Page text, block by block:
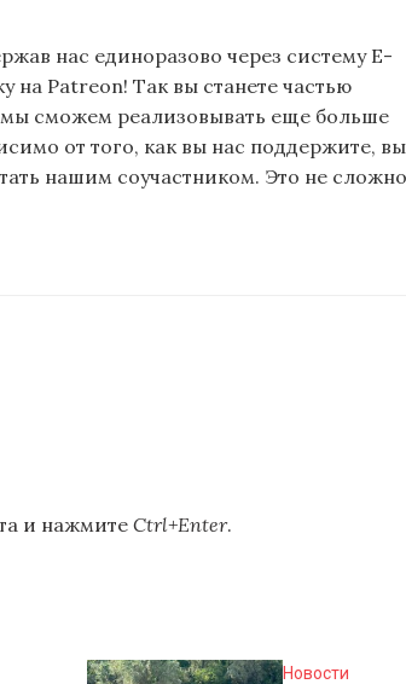
нас единоразово через систему E-
Patreon! Так вы станете частью
сможем реализовывать еще больше
от того, как вы нас поддержите, вы
нашим соучастником. Это не
и нажмите Ctrl+Enter.
Новости